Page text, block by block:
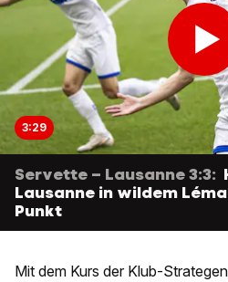
3:29
Servette – Lausanne 3:3:
Lausanne in wildem
Punkt
Mit dem Kurs der Klub-